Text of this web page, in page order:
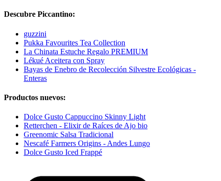
Descubre Piccantino:
guzzini
Pukka Favourites Tea Collection
La Chinata Estuche Regalo PREMIUM
Lékué Aceitera con Spray
Bayas de Enebro de Recolección Silvestre Ecológicas -
Enteras
Productos nuevos:
Dolce Gusto Cappuccino Skinny Light
Retterchen - Elixir de Raíces de Ajo bio
Greenomic Salsa Tradicional
Nescafé Farmers Origins - Andes Lungo
Dolce Gusto Iced Frappé